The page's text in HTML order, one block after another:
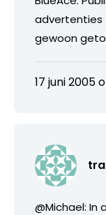
advertenties
gewoon
17 juni 2005
@Michael: In